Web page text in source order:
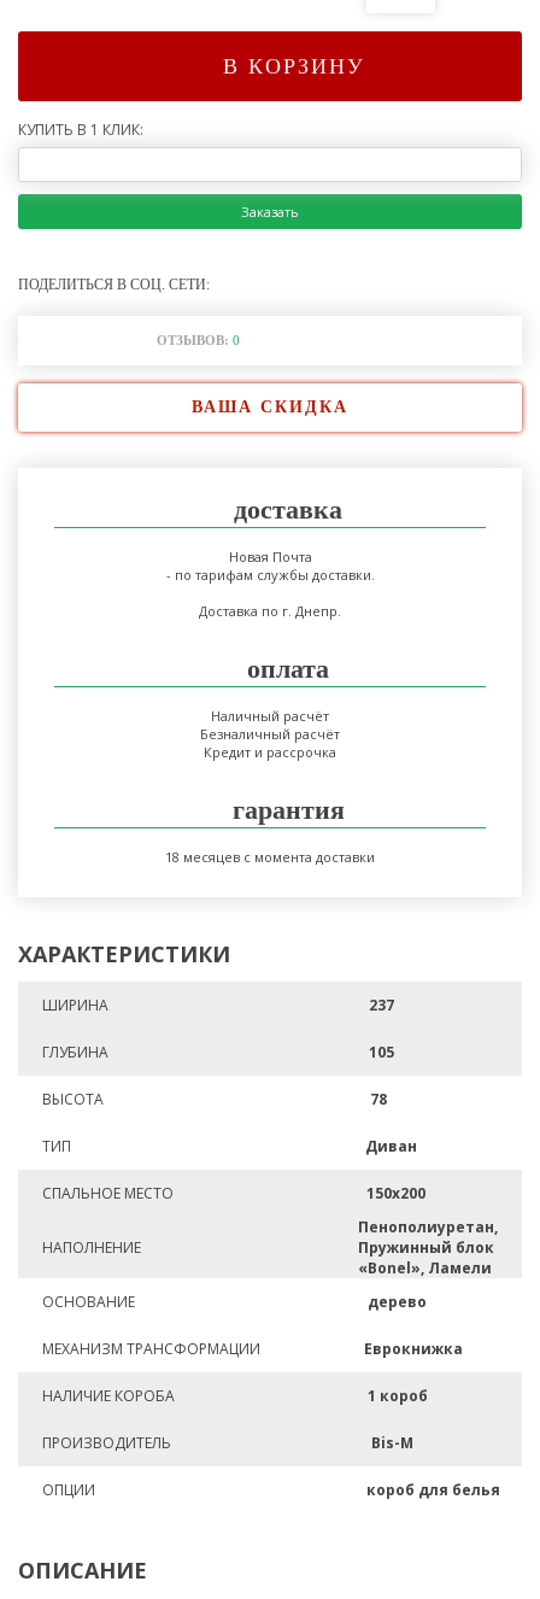
В КОРЗИНУ
КУПИТЬ В 1 КЛИК:
Заказать
ПОДЕЛИТЬСЯ В СОЦ. СЕТИ:
ОТЗЫВОВ: 0
ВАША СКИДКА
доставка
Новая Почта
- по тарифам службы доставки.
Доставка по г. Днепр.
оплата
Наличный расчёт
Безналичный расчёт
Кредит и рассрочка
гарантия
18 месяцев с момента доставки
ХАРАКТЕРИСТИКИ
ШИРИНА 237
ГЛУБИНА 105
ВЫСОТА 78
ТИП Диван
СПАЛЬНОЕ МЕСТО 150х200
НАПОЛНЕНИЕ
Пенополиуретан,
Пружинный блок
«Bonel», Ламели
ОСНОВАНИЕ
дерево
МЕХАНИЗМ ТРАНСФОРМАЦИИ Еврокнижка
НАЛИЧИЕ КОРОБА 1 короб
ПРОИЗВОДИТЕЛЬ Bis-M
ОПЦИИ короб для белья
ОПИСАНИЕ